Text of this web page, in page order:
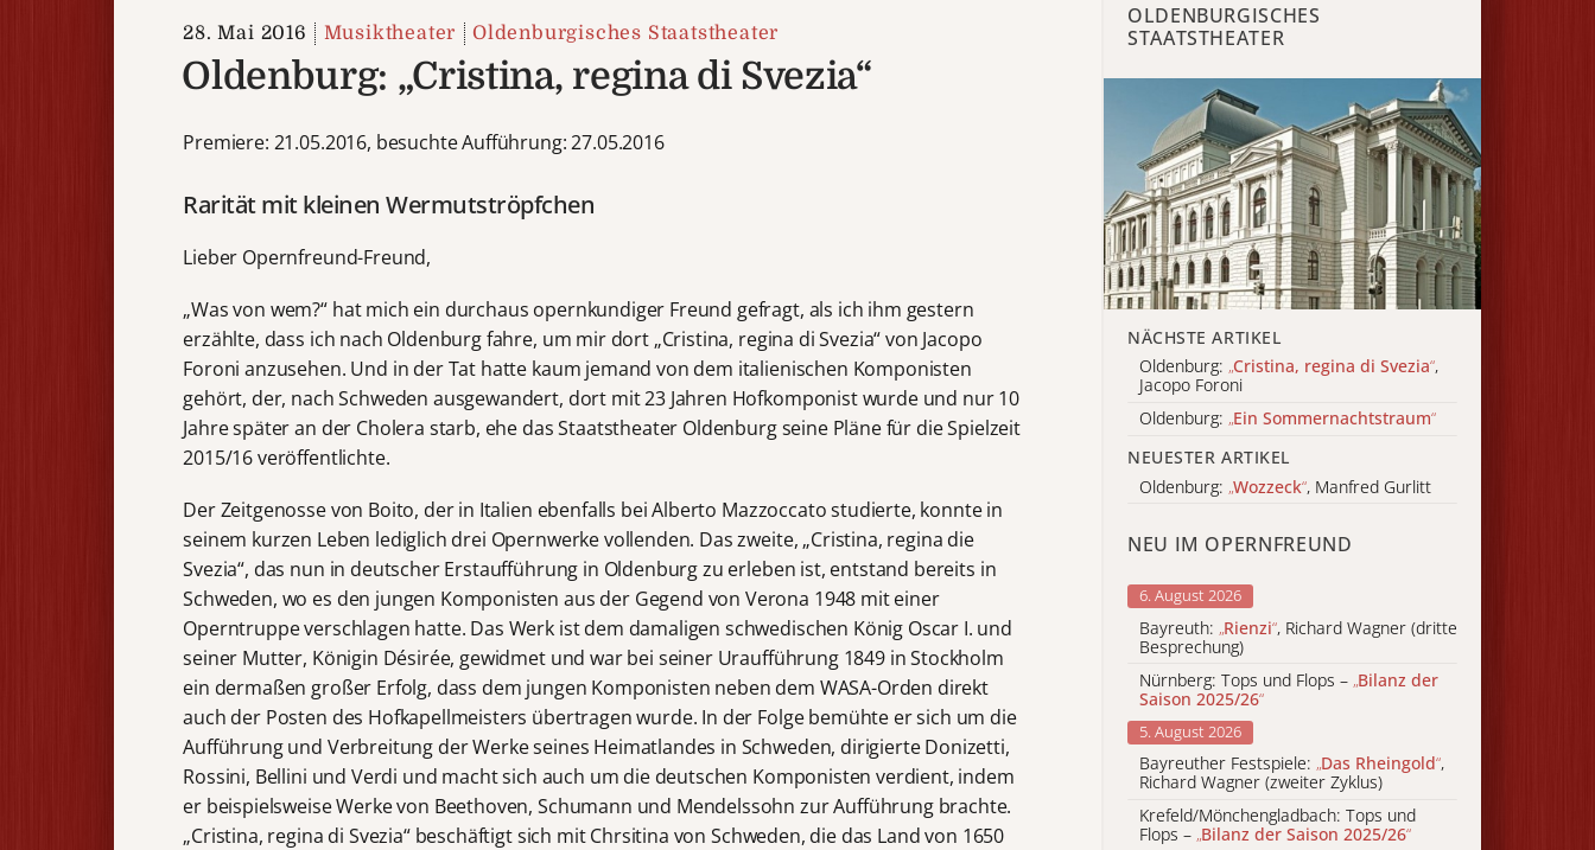
28. Mai 2016 Musiktheater Oldenburgisches Staatstheater
Oldenburg: „Cristina, regina di Svezia“
Premiere: 21.05.2016, besuchte Aufführung: 27.05.2016
Rarität mit kleinen Wermutströpfchen
Lieber Opernfreund-Freund,
„Was von wem?“ hat mich ein durchaus opernkundiger Freund gefragt, als ich ihm gestern
erzählte, dass ich nach Oldenburg fahre, um mir dort „Cristina, regina di Svezia“ von Jacopo
Foroni anzusehen. Und in der Tat hatte kaum jemand von dem italienischen Komponisten
gehört, der, nach Schweden ausgewandert, dort mit 23 Jahren Hofkomponist wurde und nur 10
Jahre später an der Cholera starb, ehe das Staatstheater Oldenburg seine Pläne für die Spielzeit
2015/16 veröffentlichte.
Der Zeitgenosse von Boito, der in Italien ebenfalls bei Alberto Mazzoccato studierte, konnte in
seinem kurzen Leben lediglich drei Opernwerke vollenden. Das zweite, „Cristina, regina die
Svezia“, das nun in deutscher Erstaufführung in Oldenburg zu erleben ist, entstand bereits in
Schweden, wo es den jungen Komponisten aus der Gegend von Verona 1948 mit einer
Operntruppe verschlagen hatte. Das Werk ist dem damaligen schwedischen König Oscar I. und
seiner Mutter, Königin Désirée, gewidmet und war bei seiner Uraufführung 1849 in Stockholm
ein dermaßen großer Erfolg, dass dem jungen Komponisten neben dem WASA-Orden direkt
auch der Posten des Hofkapellmeisters übertragen wurde. In der Folge bemühte er sich um die
Aufführung und Verbreitung der Werke seines Heimatlandes in Schweden, dirigierte Donizetti,
Rossini, Bellini und Verdi und macht sich auch um die deutschen Komponisten verdient, indem
er beispielsweise Werke von Beethoven, Schumann und Mendelssohn zur Aufführung brachte.
„Cristina, regina di Svezia“ beschäftigt sich mit Chrsitina von Schweden, die das Land von 1650
OLDENBURGISCHES
STAATSTHEATER
NÄCHSTE ARTIKEL
Oldenburg: „Cristina, regina di Svezia“,
Jacopo Foroni
Oldenburg: „Ein Sommernachtstraum“
NEUESTER ARTIKEL
Oldenburg: „Wozzeck“, Manfred Gurlitt
NEU IM OPERNFREUND
6. August 2026
Bayreuth: „Rienzi“, Richard Wagner (dritte
Besprechung)
Nürnberg: Tops und Flops – „Bilanz der
Saison 2025/26“
5. August 2026
Bayreuther Festspiele: „Das Rheingold“,
Richard Wagner (zweiter Zyklus)
Krefeld/Mönchengladbach: Tops und
Flops – „Bilanz der Saison 2025/26“